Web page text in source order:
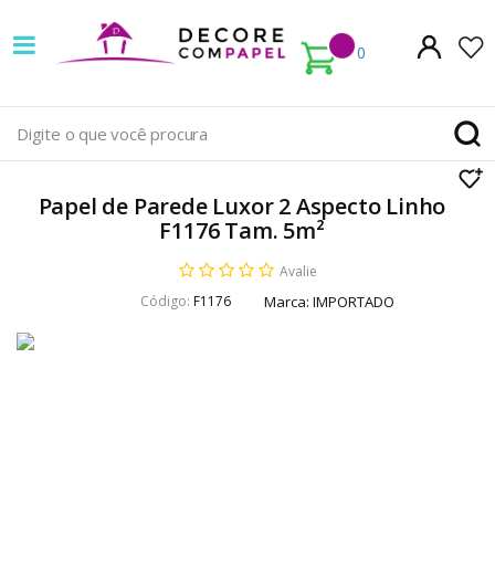
0
Decore
com
papel
é
pioneira
venda
Papel de Parede Luxor 2 Aspecto Linho
F1176 Tam. 5m²
Avalie
Código: F1176 Marca: IMPORTADO